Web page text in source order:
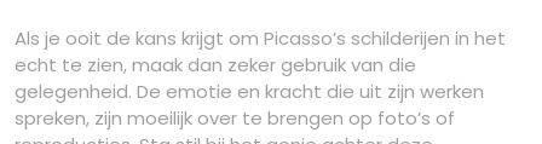
Als je ooit de kans krijgt om Picasso’s schilderijen in het
echt te zien, maak dan zeker gebruik van die
gelegenheid. De emotie en kracht die uit zijn werken
spreken, zijn moeilijk over te brengen op foto’s of